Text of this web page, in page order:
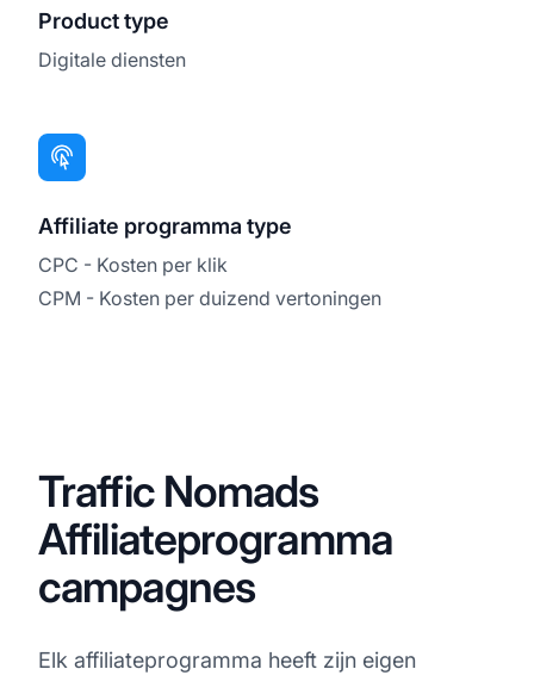
Product type
Digitale diensten
Affiliate programma type
CPC - Kosten per klik
CPM - Kosten per duizend vertoningen
Traffic Nomads
Affiliateprogramma
campagnes
Elk affiliateprogramma heeft zijn eigen